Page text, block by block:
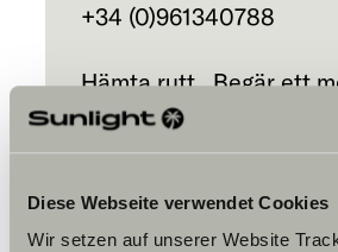
Diese Webseite verwendet Cookies
Wir setzen auf unserer Website
+34 (0)961340788
Hämta rutt Begär ett